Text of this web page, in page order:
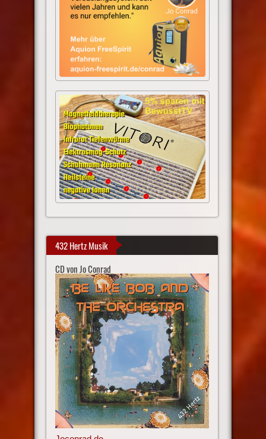
432 Hertz Musik
CD von Jo Conrad